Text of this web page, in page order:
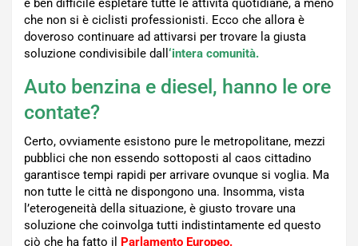
è ben difficile espletare tutte le attività quotidiane, a meno
che non si è ciclisti professionisti. Ecco che allora è
doveroso continuare ad attivarsi per trovare la giusta
soluzione condivisibile dall ‘intera comunità.
Auto benzina e diesel, hanno le ore
contate?
Certo, ovviamente esistono pure le metropolitane, mezzi
pubblici che non essendo sottoposti al caos cittadino
garantisce tempi rapidi per arrivare ovunque si voglia. Ma
non tutte le città ne dispongono una. Insomma, vista
l’eterogeneità della situazione, è giusto trovare una
soluzione che coinvolga tutti indistintamente ed questo
ciò che ha fatto il Parlamento Europeo.